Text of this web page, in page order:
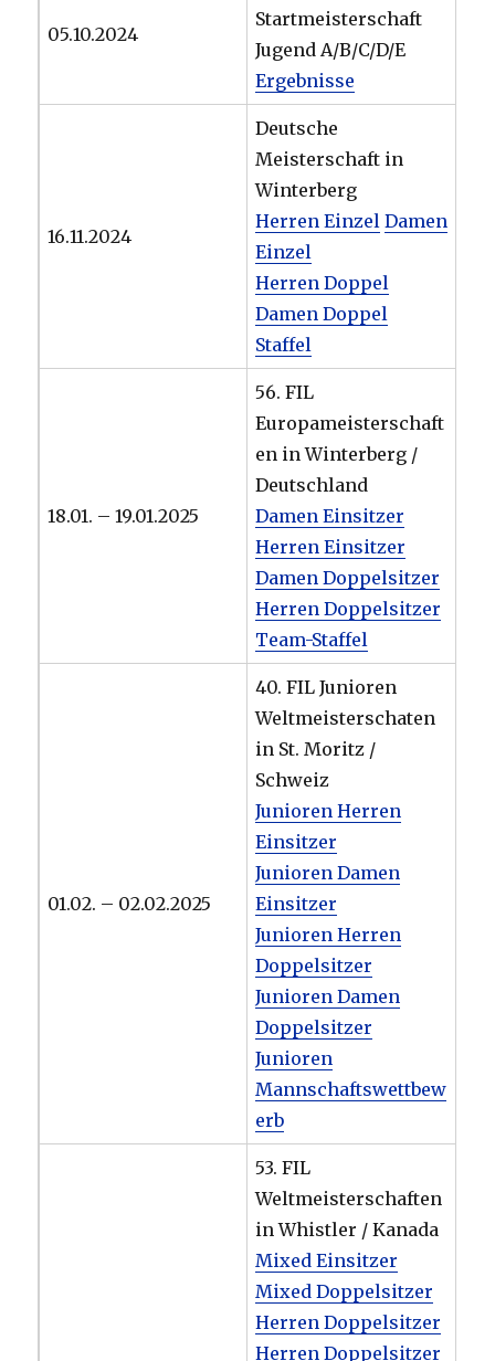
05.10.2024
Startmeisterschaft
Jugend A/B/C/D/E
Ergebnisse
16.11.2024
Deutsche
Meisterschaft in
Winterberg
Herren Einzel Damen
Einzel
Herren Doppel
Damen Doppel
Staffel
18.01. – 19.01.2025
56. FIL
Europameisterschaft
en in Winterberg /
Deutschland
Damen Einsitzer
Herren Einsitzer
Damen Doppelsitzer
Herren Doppelsitzer
Team-Staffel
01.02. – 02.02.2025
40. FIL Junioren
Weltmeisterschaten
in St. Moritz /
Schweiz
Junioren Herren
Einsitzer
Junioren Damen
Einsitzer
Junioren Herren
Doppelsitzer
Junioren Damen
Doppelsitzer
Junioren
Mannschaftswettbew
erb
53. FIL
Weltmeisterschaften
in Whistler / Kanada
Mixed Einsitzer
Mixed Doppelsitzer
Herren Doppelsitzer
Herren Doppelsitzer